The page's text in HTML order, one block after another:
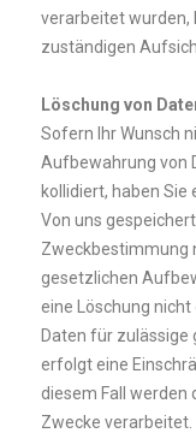
verarbeitet wurden,
zuständigen
Löschung von
Sofern Ihr Wunsch
Aufbewahrung von
kollidiert, haben Sie
Von uns
Zweckbestimmung
gesetzlichen
eine Löschung
Daten für zulässige
erfolgt eine
diesem Fall werden
Zwecke verarbeitet.